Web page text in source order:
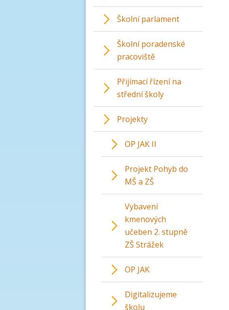
Školní parlament
Školní poradenské
pracoviště
Přijímací řízení na
střední školy
Projekty
OP JAK II
Projekt Pohyb do
MŠ a ZŠ
Vybavení
kmenových
učeben 2. stupně
ZŠ Strážek
OP JAK
Digitalizujeme
školu